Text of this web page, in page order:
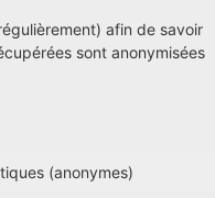
afin de savoir
sont anonymisées
(anonymes)